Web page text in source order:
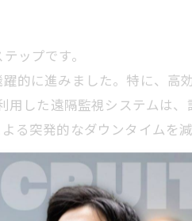
で業務効率と環境保全を両立
ップです。
的に進みました。特に、高
した遠隔監視システムは
突発的なダウンタイムを
えるとともに、長期的な持
理解し導入することは、快